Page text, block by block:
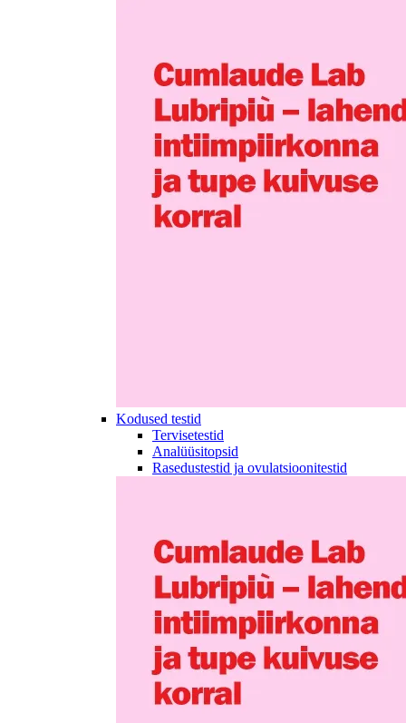
Kodused testid
Tervisetestid
Analüüsitopsid
Rasedustestid ja ovulatsioonitestid